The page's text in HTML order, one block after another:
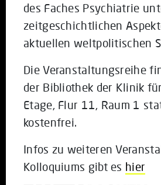
des Faches Psychiatrie
zeitgeschichtlichen
aktuellen weltpolitischen
Die Veranstaltungsreihe
der Bibliothek der Klinik
Etage, Flur 11, Raum 1
kostenfrei.
Infos zu weiteren
Kolloquiums gibt es hier